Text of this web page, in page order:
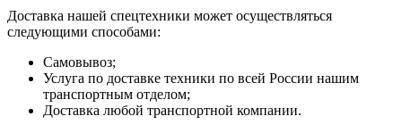
Доставка нашей спецтехники может осуществляться
следующими способами:
Самовывоз;
Услуга по доставке техники по всей России нашим
транспортным отделом;
Доставка любой транспортной компании.